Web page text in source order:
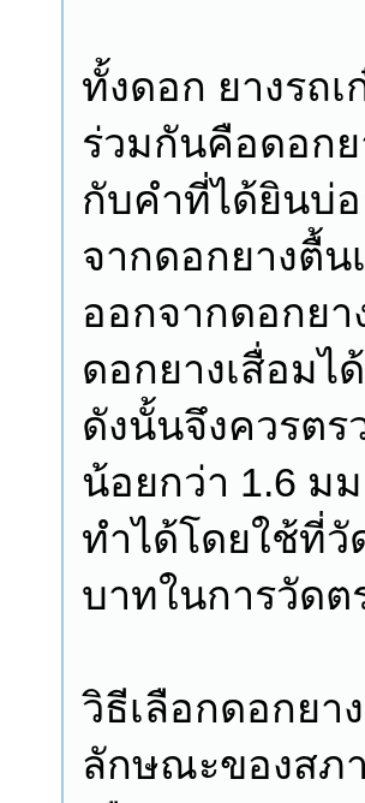
ทั้งดอก ยางรถ
ร่วมกันคือดอก
กับคำที่ได้ยินบ่อ
จากดอกยางตื้น
ออกจากดอกยา
ดอกยางเสื่อม
ดังนั้นจึงควรตร
น้อยกว่า 1.6 ม
ทำได้โดยใช้ที่วั
บาทในการวัดต
วิธีเลือกดอกยา
ลักษณะของสภ